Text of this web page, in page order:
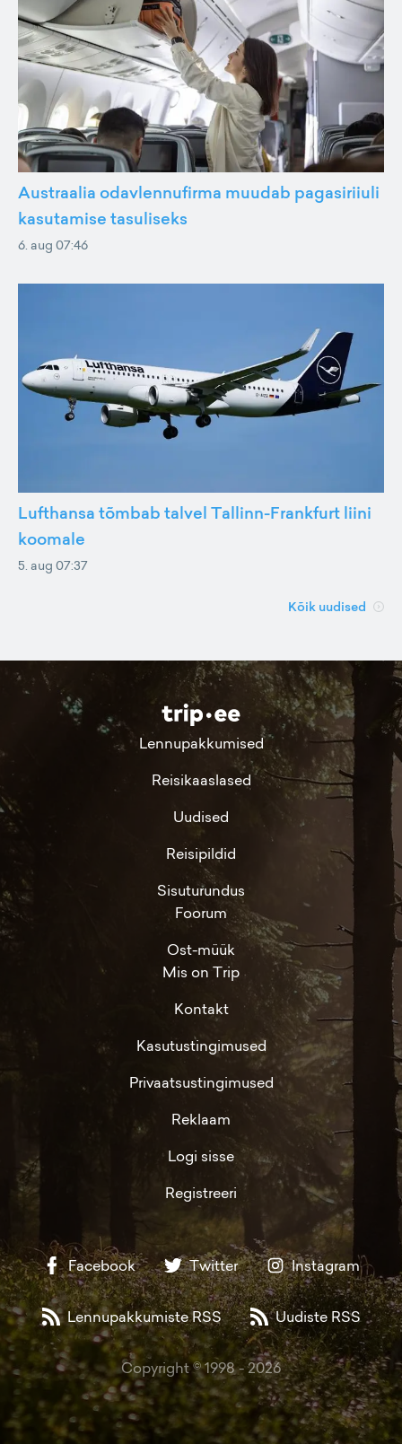
Austraalia odavlennufirma muudab pagasiriiuli
kasutamise tasuliseks
6. aug 07:46
Lufthansa tõmbab talvel Tallinn-Frankfurt liini
koomale
5. aug 07:37
Kõik uudised
Lennupakkumised
Reisikaaslased
Uudised
Reisipildid
Sisuturundus
Foorum
Ost-müük
Mis on Trip
Kontakt
Kasutustingimused
Privaatsustingimused
Reklaam
Logi sisse
Registreeri
Facebook Twitter Instagram
Lennupakkumiste RSS Uudiste RSS
Copyright © 1998 -2026